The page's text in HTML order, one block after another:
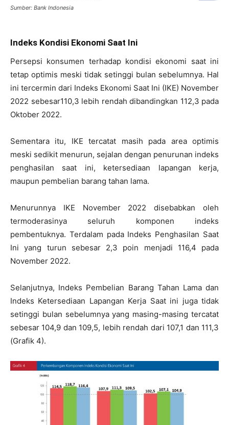
Sumber: Bank Indonesia
Indeks Kondisi Ekonomi Saat Ini
Persepsi konsumen terhadap kondisi ekonomi saat ini
tetap optimis meski tidak setinggi bulan sebelumnya. Hal
ini tercermin dari Indeks Ekonomi Saat Ini (IKE) November
2022 sebesar110,3 lebih rendah dibandingkan 112,3 pada
Oktober 2022.
Sementara itu, IKE tercatat masih pada area optimis
meski sedikit menurun, sejalan dengan penurunan indeks
penghasilan saat ini, ketersediaan lapangan kerja,
maupun pembelian barang tahan lama.
Menurunnya IKE November 2022 disebabkan oleh
termoderasinya seluruh komponen indeks
pembentuknya. Terdalam pada Indeks Penghasilan Saat
Ini yang turun sebesar 2,3 poin menjadi 116,4 pada
November 2022.
Selanjutnya, Indeks Pembelian Barang Tahan Lama dan
Indeks Ketersediaan Lapangan Kerja Saat ini juga tidak
setinggi bulan sebelumnya yang masing-masing tercatat
sebesar 104,9 dan 109,5, lebih rendah dari 107,1 dan 111,3
(Grafik 4).